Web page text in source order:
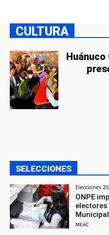
CULTURA
Huánuco
SELECCIONES
Elecciones
ONPE
electores
MEAC